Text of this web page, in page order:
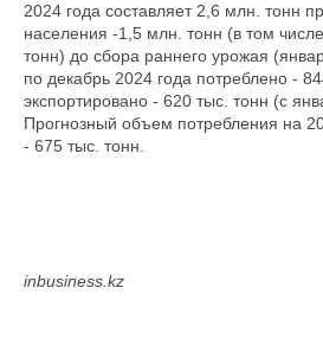
2024 года составляет 2,6 млн. тонн
населения -1,5 млн. тонн (в том числе
тонн) до сбора раннего урожая
по декабрь 2024 года потреблено -
экспортировано - 620 тыс. тонн (с
Прогнозный объем потребления на
- 675 тыс. тонн.
inbusiness.kz